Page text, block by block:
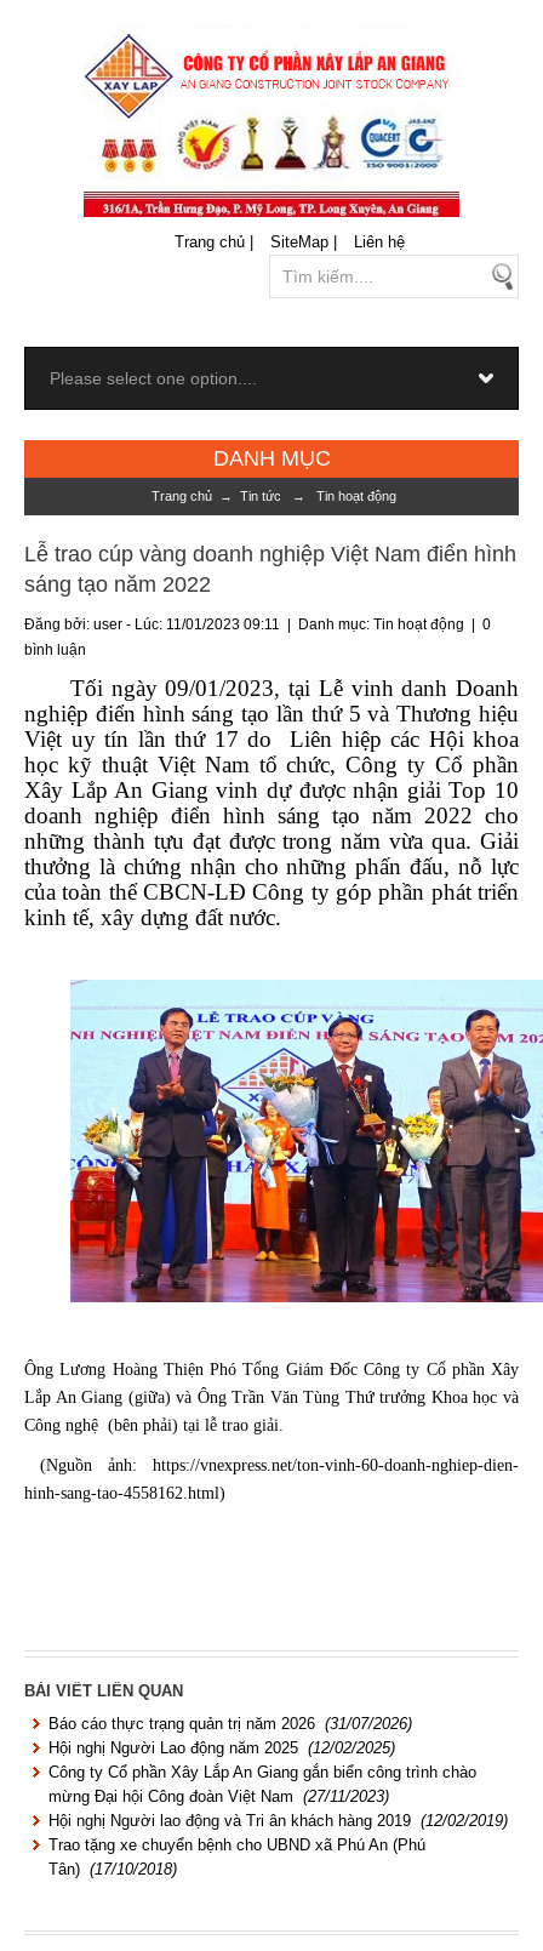
Trang chủ | SiteMap | Liên hệ
DANH MỤC
Trang chủ→ Tin tức → Tin hoạt động
Lễ trao cúp vàng doanh nghiệp Việt Nam điển hình
sáng tạo năm 2022
Đăng bởi: user - Lúc: 11/01/2023 09:11 | Danh mục: Tin hoạt động
0
bình luận
Tối ngày 09/01/2023, tại Lễ vinh danh Doanh
nghiệp điển hình sáng tạo lần thứ 5 và Thương hiệu
Việt uy tín lần thứ 17 do
Liên hiệp các Hội khoa
học kỹ thuật Việt Nam tổ chức, Công ty Cổ phần
Xây Lắp An Giang vinh dự được nhận giải Top 10
doanh nghiệp điển hình sáng tạo năm 2022 cho
những thành tựu đạt được trong năm vừa qua. Giải
thưởng là chứng nhận cho những phấn đấu, nỗ lực
của toàn thể CBCN-LĐ Công ty góp phần phát triển
kinh tế, xây dựng đất nước.
Ông Lương Hoàng Thiện Phó Tổng Giám Đốc Công ty Cổ phần Xây
Lắp An Giang (giữa) và Ông Trần Văn Tùng Thứ trưởng Khoa học và
Công nghệ (bên phải) tại lễ trao giải.
(Nguồn ảnh: https://vnexpress.net/ton-vinh-60-doanh-nghiep-dien-
hinh-sang-tao-4558162.html)
BÀI VIẾT LIÊN QUAN
Báo cáo thực trạng quản trị năm 2026 (31/07/2026)
Hội nghị Người Lao động năm 2025 (12/02/2025)
Công ty Cổ phần Xây Lắp An Giang gắn biển công trình chào
mừng Đại hội Công đoàn Việt Nam (27/11/2023)
Hội nghị Người lao động và Tri ân khách hàng 2019 (12/02/2019)
Trao tặng xe chuyển bệnh cho UBND xã Phú An (Phú
Tân) (17/10/2018)